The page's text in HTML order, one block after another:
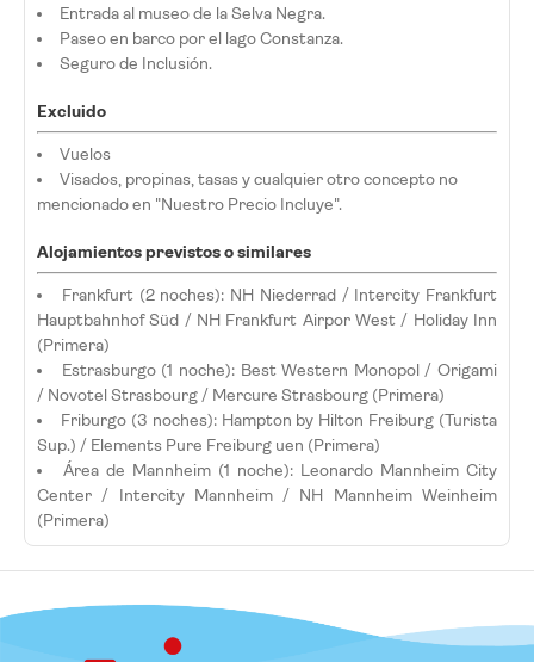
Entrada al museo de la Selva Negra.
Paseo en barco por el lago Constanza.
Seguro de Inclusión.
Excluido
Vuelos
Visados, propinas, tasas y cualquier otro concepto no
mencionado en "Nuestro Precio Incluye".
Alojamientos previstos o similares
Frankfurt (2 noches): NH Niederrad / Intercity Frankfurt
Hauptbahnhof Süd / NH Frankfurt Airpor West / Holiday Inn
(Primera)
Estrasburgo (1 noche): Best Western Monopol / Origami
/ Novotel Strasbourg / Mercure Strasbourg (Primera)
Friburgo (3 noches): Hampton by Hilton Freiburg (Turista
Sup.) / Elements Pure Freiburg uen (Primera)
Área de Mannheim (1 noche): Leonardo Mannheim City
Center / Intercity Mannheim / NH Mannheim Weinheim
(Primera)